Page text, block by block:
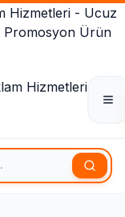
Hizmetleri - Ucuz
Promosyon Ürün